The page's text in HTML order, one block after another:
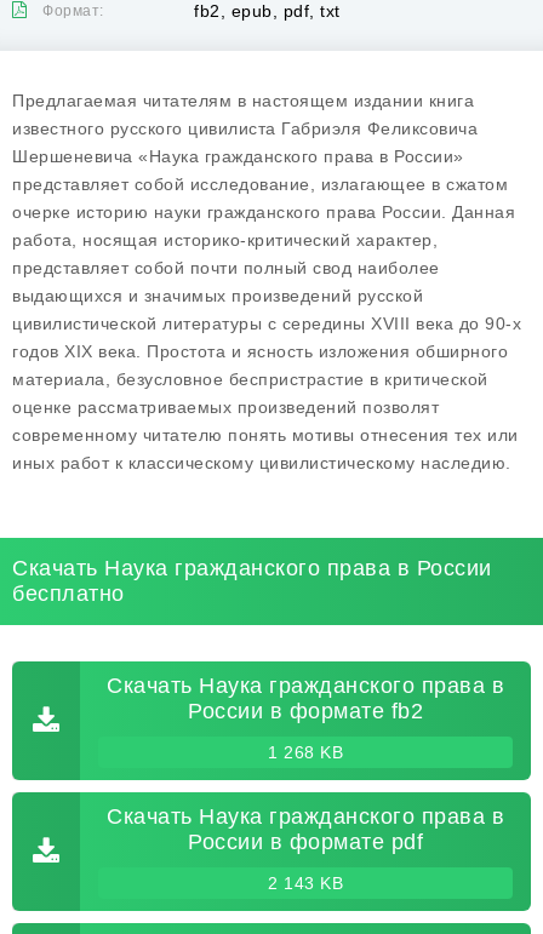
Формат: fb2, epub, pdf, txt
Предлагаемая читателям в настоящем издании книга
известного русского цивилиста Габриэля Феликсовича
Шершеневича «Наука гражданского права в России»
представляет собой исследование, излагающее в сжатом
очерке историю науки гражданского права России. Данная
работа, носящая историко-критический характер,
представляет собой почти полный свод наиболее
выдающихся и значимых произведений русской
цивилистической литературы с середины XVIII века до 90-х
годов XIX века. Простота и ясность изложения обширного
материала, безусловное беспристрастие в критической
оценке рассматриваемых произведений позволят
современному читателю понять мотивы отнесения тех или
иных работ к классическому цивилистическому наследию.
Скачать Наука гражданского права в России
бесплатно
Скачать Наука гражданского права в
России в формате fb2
1 268 KB
Скачать Наука гражданского права в
России в формате pdf
2 143 KB